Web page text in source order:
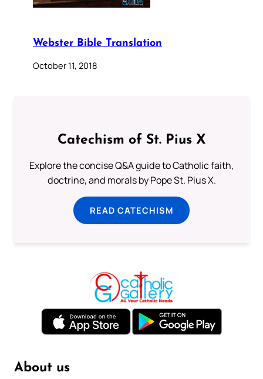
Webster Bible Translation
October 11, 2018
Catechism of St. Pius X
Explore the concise Q&A guide to Catholic faith,
doctrine, and morals by Pope St. Pius X.
READ CATECHISM
About us